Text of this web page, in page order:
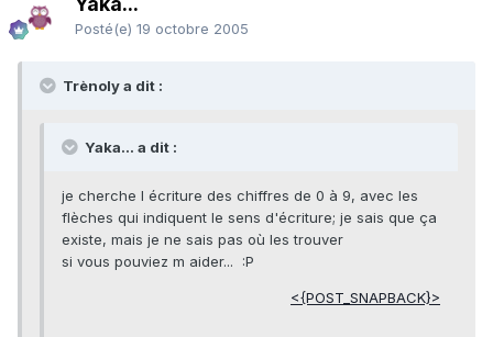
Posté(e) 19 octobre 2005
Trènoly a dit :
Yaka... a dit :
je cherche l écriture des chiffres de 0 à 9, avec les
flèches qui indiquent le sens d'écriture; je sais que ça
existe, mais je ne sais pas où les trouver
si vous pouviez m aider... :P
<{POST_SNAPBACK}>